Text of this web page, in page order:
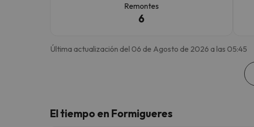
Remontes
6
Última actualización del 06 de Agosto de 2026 a las 05:45
El tiempo en Formigueres